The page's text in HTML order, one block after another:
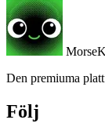
Den premiuma
Följ